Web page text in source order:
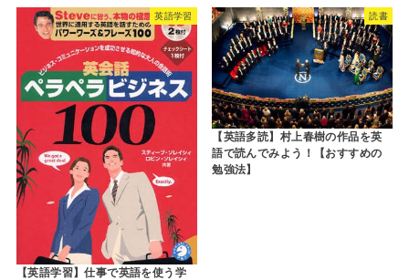
英語学習
【英語学習】仕事で英語を使う学
読書
【英語多読】村上春樹の作品を英
語で読んでみよう！【おすすめの
勉強法】